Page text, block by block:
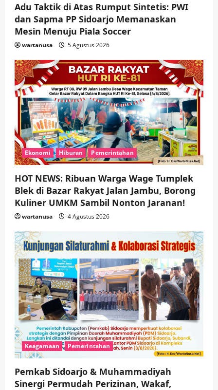
Adu Taktik di Atas Rumput Sintetis: PWI
dan Sapma PP Sidoarjo Memanaskan
Mesin Menuju Piala Soccer
wartanusa 5 Agustus 2026
Ekonomi Hiburan Pemerintahan
HOT NEWS: Ribuan Warga Wage Tumplek
Blek di Bazar Rakyat Jalan Jambu, Borong
Kuliner UMKM Sambil Nonton Jaranan!
wartanusa 4 Agustus 2026
Keagamaan Pemerintahan
Pemkab Sidoarjo & Muhammadiyah
Sinergi Permudah Perizinan, Wakaf,